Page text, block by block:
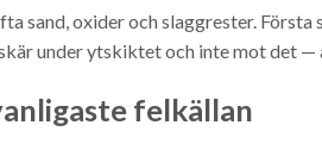
sand, oxider och slaggrester.
under ytskiktet och inte mot det —
felkällan